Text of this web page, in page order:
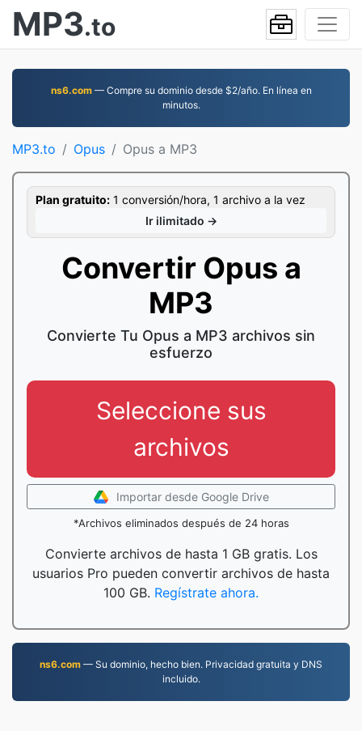
MP3.to
ns6.com— Compre su dominio desde $2/año. En línea en
minutos.
MP3.to Opus Opus a MP3
Plan gratuito: 1 conversión/hora, 1 archivo a la vez
Ir ilimitado →
Convertir Opus a
MP3
Convierte Tu Opus a MP3 archivos sin
esfuerzo
Seleccione sus
archivos
Importar desde Google Drive
*Archivos eliminados después de 24 horas
Convierte archivos de hasta 1 GB gratis. Los
usuarios Pro pueden convertir archivos de hasta
100 GB. Regístrate ahora.
ns6.com — Su dominio, hecho bien. Privacidad gratuita y DNS
incluido.